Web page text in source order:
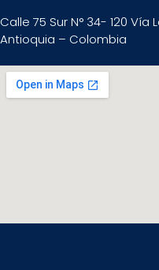
Calle 75 Sur N° 34- 120
Antioquia – Colombia